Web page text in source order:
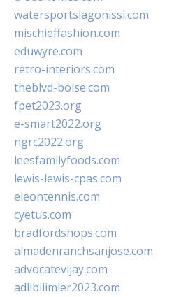
watersportslagonissi.com
mischieffashion.com
eduwyre.com
retro-interiors.com
theblvd-boise.com
fpet2023.org
e-smart2022.org
ngrc2022.org
leesfamilyfoods.com
lewis-lewis-cpas.com
eleontennis.com
cyetus.com
bradfordshops.com
almadenranchsanjose.com
advocatevijay.com
adlibilimler2023.com